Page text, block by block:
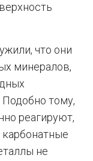
что они
минералов,
тому,
реагируют,
не